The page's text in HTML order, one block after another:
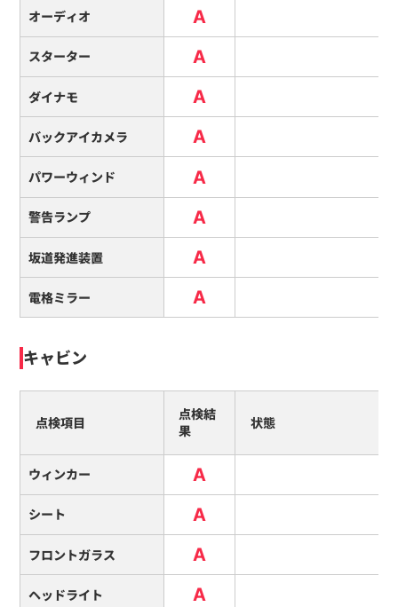
オーディオ A
スターター A
ダイナモ A
バックアイカメラ A
パワーウィンド A
警告ランプ A
坂道発進装置 A
電格ミラー A
キャビン
点検項目
点検結
果
状態
ウィンカー A
シート A
フロントガラス A
ヘッドライト A